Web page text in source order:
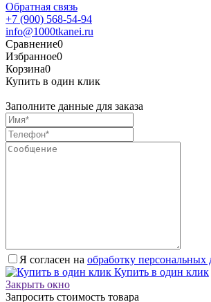
Обратная связь
+7 (900) 568-54-94
info@1000tkanei.ru
Сравнение0
Избранное0
Корзина0
Купить в один клик
Заполните данные для заказа
Я согласен на обработку персональных
Купить в один клик
Закрыть окно
Запросить стоимость товара